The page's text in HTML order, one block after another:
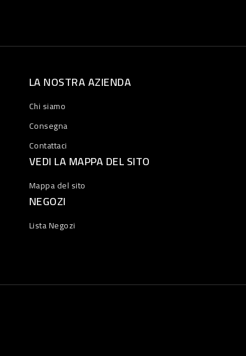
LA NOSTRA AZIENDA
Chi siamo
Consegna
Contattaci
VEDI LA MAPPA DEL SITO
Mappa del sito
NEGOZI
Lista Negozi